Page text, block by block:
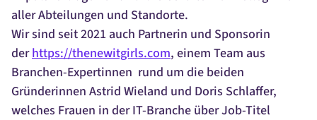
aller Abteilungen und Standorte.
Wir sind seit 2021 auch Partnerin und Sponsorin
derhttps://thenewitgirls.com, einem Team aus
Branchen-Expertinnen rund um die beiden
Gründerinnen Astrid Wieland und Doris Schlaffer,
welches Frauen in der IT-Branche über Job-Titel